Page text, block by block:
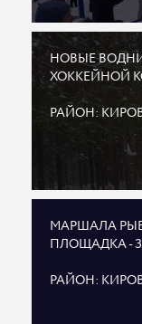
НОВЫЕ
ХОККЕЙНОЙ
РАЙОН:
МАРШАЛА
ПЛОЩАДКА -
РАЙОН: